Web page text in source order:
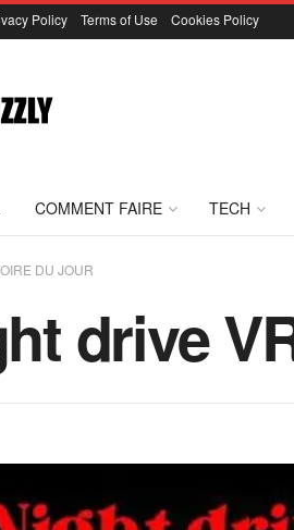
Policy Terms of Use Cookies Policy
COMMENT FAIRE TECH
DU JOUR
drive